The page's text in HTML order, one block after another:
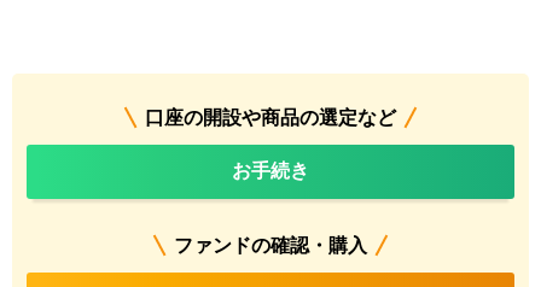
口座の開設や商品の選定など
お手続き
ファンドの確認・購入